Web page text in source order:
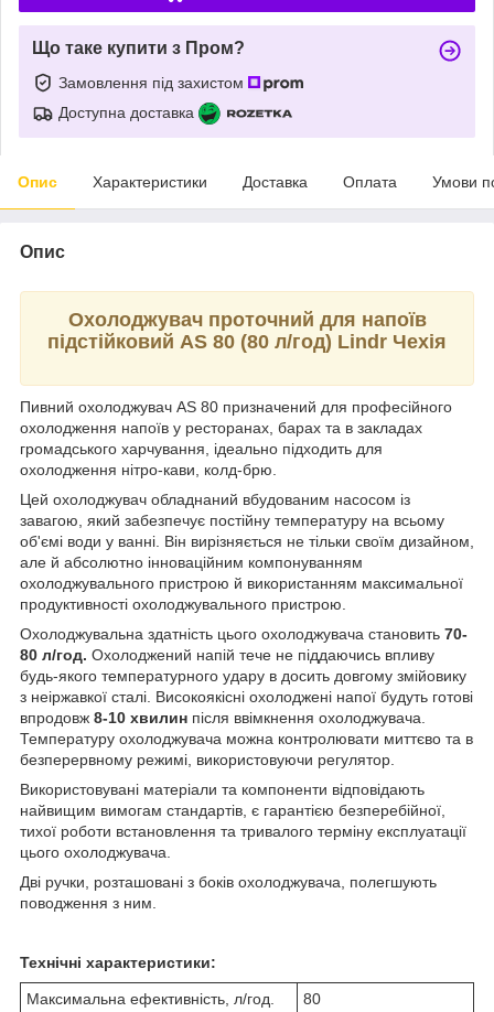
Що таке купити з Пром?
Замовлення під захистом
Доступна доставка
Опис Характеристики Доставка Оплата Умови
Опис
Охолоджувач проточний для напоїв
підстійковий AS 80 (80 л/год) Lindr Чехія
Пивний охолоджувач AS 80 призначений для професійного
охолодження напоїв у ресторанах, барах та в закладах
громадського харчування, ідеально підходить для
охолодження нітро-кави, колд-брю.
Цей охолоджувач обладнаний вбудованим насосом із
завагою, який забезпечує постійну температуру на всьому
об'ємі води у ванні. Він вирізняється не тільки своїм дизайном,
але й абсолютно інноваційним компонуванням
охолоджувального пристрою й використанням максимальної
продуктивності охолоджувального пристрою.
Охолоджувальна здатність цього охолоджувача становить 70-
80 л/год. Охолоджений напій тече не піддаючись впливу
будь-якого температурного удару в досить довгому змійовику
з неіржавкої сталі. Високоякісні охолоджені напої будуть готові
впродовж 8-10 хвилин після ввімкнення охолоджувача.
Температуру охолоджувача можна контролювати миттєво та в
безперервному режимі, використовуючи регулятор.
Використовувані матеріали та компоненти відповідають
найвищим вимогам стандартів, є гарантією безперебійної,
тихої роботи встановлення та тривалого терміну експлуатації
цього охолоджувача.
Дві ручки, розташовані з боків охолоджувача, полегшують
поводження з ним.
Технічні характеристики:
Максимальна ефективність, л/год.
80